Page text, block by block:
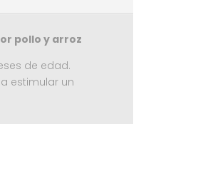
pollo y arroz
de edad.
estimular un